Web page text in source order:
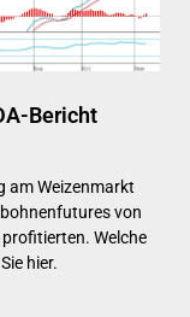
Bericht
am Weizenmarkt
von
Welche
hier.